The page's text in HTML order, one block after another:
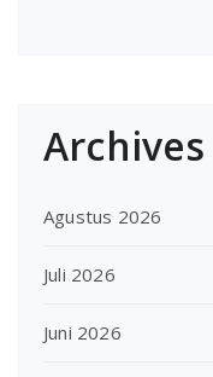
Archives
Agustus 2026
Juli 2026
Juni 2026